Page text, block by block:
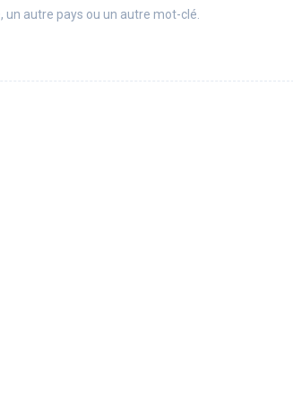
un autre pays ou un autre mot-clé.